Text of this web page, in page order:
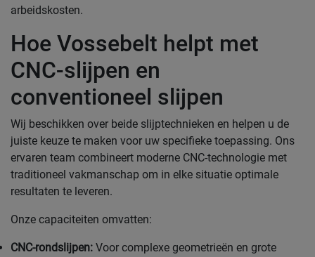
arbeidskosten.
Hoe Vossebelt helpt met
CNC-slijpen en
conventioneel slijpen
Wij beschikken over beide slijptechnieken en helpen u de
juiste keuze te maken voor uw specifieke toepassing. Ons
ervaren team combineert moderne CNC-technologie met
traditioneel vakmanschap om in elke situatie optimale
resultaten te leveren.
Onze capaciteiten omvatten:
CNC-rondslijpen: Voor complexe geometrieën en grote